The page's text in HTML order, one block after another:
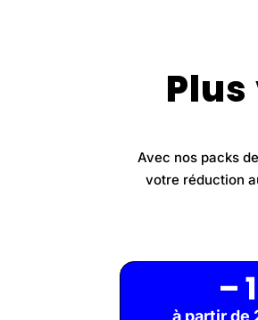
Avec nos packs
votre réduction
–
à partir de